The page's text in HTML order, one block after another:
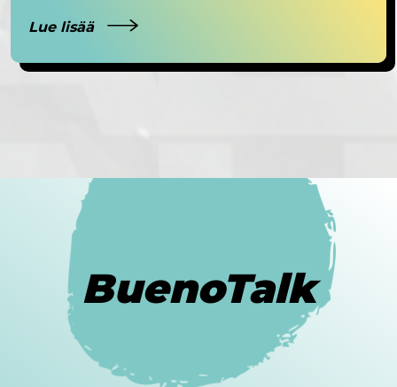
Lue lisää
BuenoTalk